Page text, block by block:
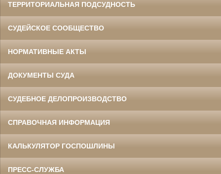
ТЕРРИТОРИАЛЬНАЯ ПОДСУДНОСТЬ
СУДЕЙСКОЕ СООБЩЕСТВО
НОРМАТИВНЫЕ АКТЫ
ДОКУМЕНТЫ СУДА
СУДЕБНОЕ ДЕЛОПРОИЗВОДСТВО
СПРАВОЧНАЯ ИНФОРМАЦИЯ
КАЛЬКУЛЯТОР ГОСПОШЛИНЫ
ПРЕСС-СЛУЖБА